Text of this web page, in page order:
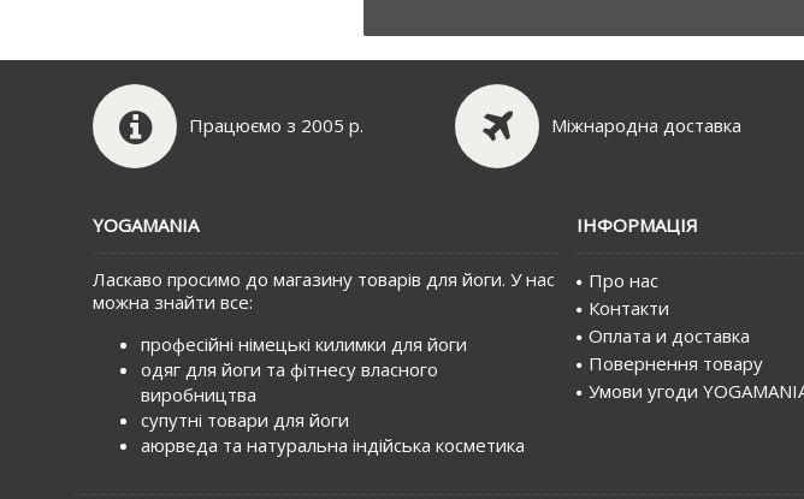
Працюємо з 2005 р. Міжнародна доставка
YOGAMANIA
Ласкаво просимо до магазину товарів для йоги. У нас
можна знайти все:
професійні німецькі килимки для йоги
одяг для йоги та фітнесу власного
виробництва
супутні товари для йоги
аюрведа та натуральна індійська косметика
IНФОРМАЦIЯ
Про нас
Контакти
Оплата и доставка
Повернення товару
Умови угоди